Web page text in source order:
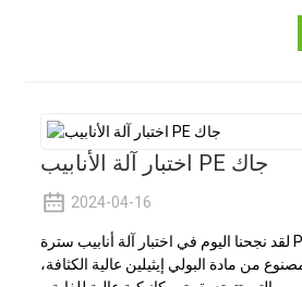
اختبار آلة الأنابيب PE جاك
2024-04-16
لقد نجحنا اليوم في اختبار آلة أنابيب سترة PE لعملائنا. الغلاف
من مادة البولي إيثيلين عالية الكثافة،